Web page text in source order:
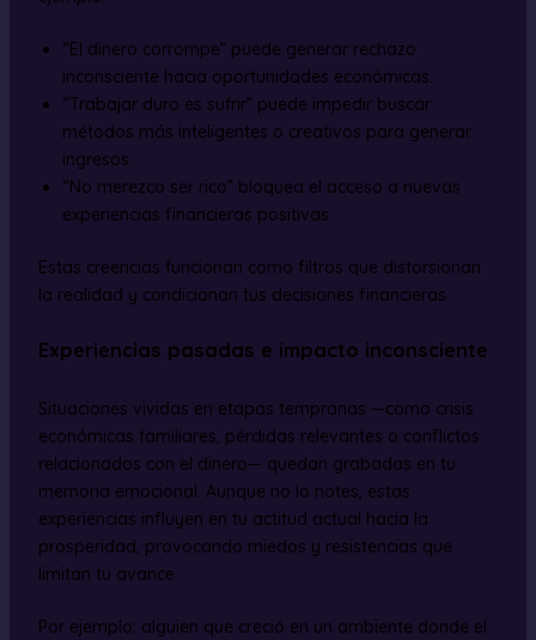
“El dinero corrompe” puede generar rechazo
inconsciente hacia oportunidades económicas.
“Trabajar duro es sufrir” puede impedir buscar
métodos más inteligentes o creativos para generar
ingresos.
“No merezco ser rico” bloquea el acceso a nuevas
experiencias financieras positivas.
Estas creencias funcionan como filtros que distorsionan
la realidad y condicionan tus decisiones financieras.
Experiencias pasadas e impacto inconsciente
Situaciones vividas en etapas tempranas —como crisis
económicas familiares, pérdidas relevantes o conflictos
relacionados con el dinero— quedan grabadas en tu
memoria emocional. Aunque no lo notes, estas
experiencias influyen en tu actitud actual hacia la
prosperidad, provocando miedos y resistencias que
limitan tu avance.
Por ejemplo: alguien que creció en un ambiente donde el